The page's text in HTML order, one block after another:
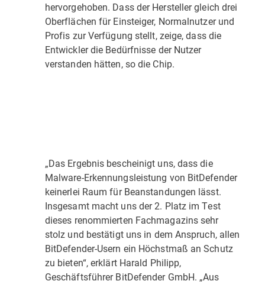
hervorgehoben. Dass der Hersteller gleich drei
Oberflächen für Einsteiger, Normalnutzer und
Profis zur Verfügung stellt, zeige, dass die
Entwickler die Bedürfnisse der Nutzer
verstanden hätten, so die Chip.
„Das Ergebnis bescheinigt uns, dass die
Malware-Erkennungsleistung von BitDefender
keinerlei Raum für Beanstandungen lässt.
Insgesamt macht uns der 2. Platz im Test
dieses renommierten Fachmagazins sehr
stolz und bestätigt uns in dem Anspruch, allen
BitDefender-Usern ein Höchstmaß an Schutz
zu bieten“, erklärt Harald Philipp,
Geschäftsführer BitDefender GmbH. „Aus